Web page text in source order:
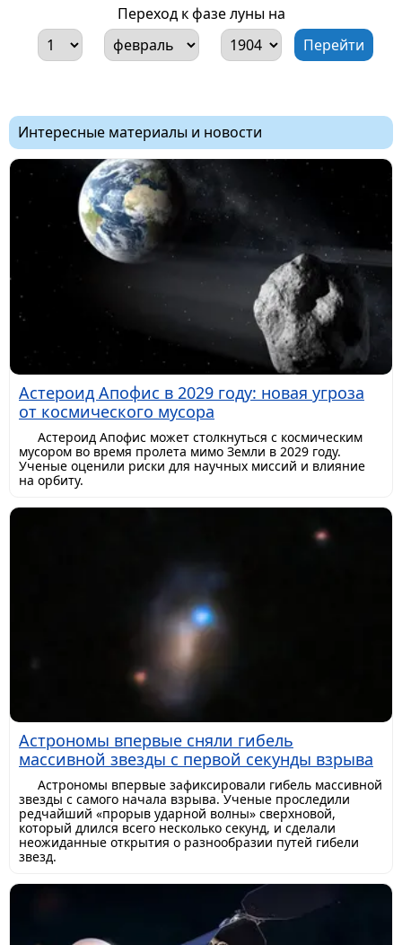
Переход к фазе луны на
Интересные материалы и новости
Астероид Апофис в 2029 году: новая угроза
от космического мусора
Астероид Апофис может столкнуться с космическим
мусором во время пролета мимо Земли в 2029 году.
Ученые оценили риски для научных миссий и влияние
на орбиту.
Астрономы впервые сняли гибель
массивной звезды с первой секунды взрыва
Астрономы впервые зафиксировали гибель массивной
звезды с самого начала взрыва. Ученые проследили
редчайший «прорыв ударной волны» сверхновой,
который длился всего несколько секунд, и сделали
неожиданные открытия о разнообразии путей гибели
звезд.